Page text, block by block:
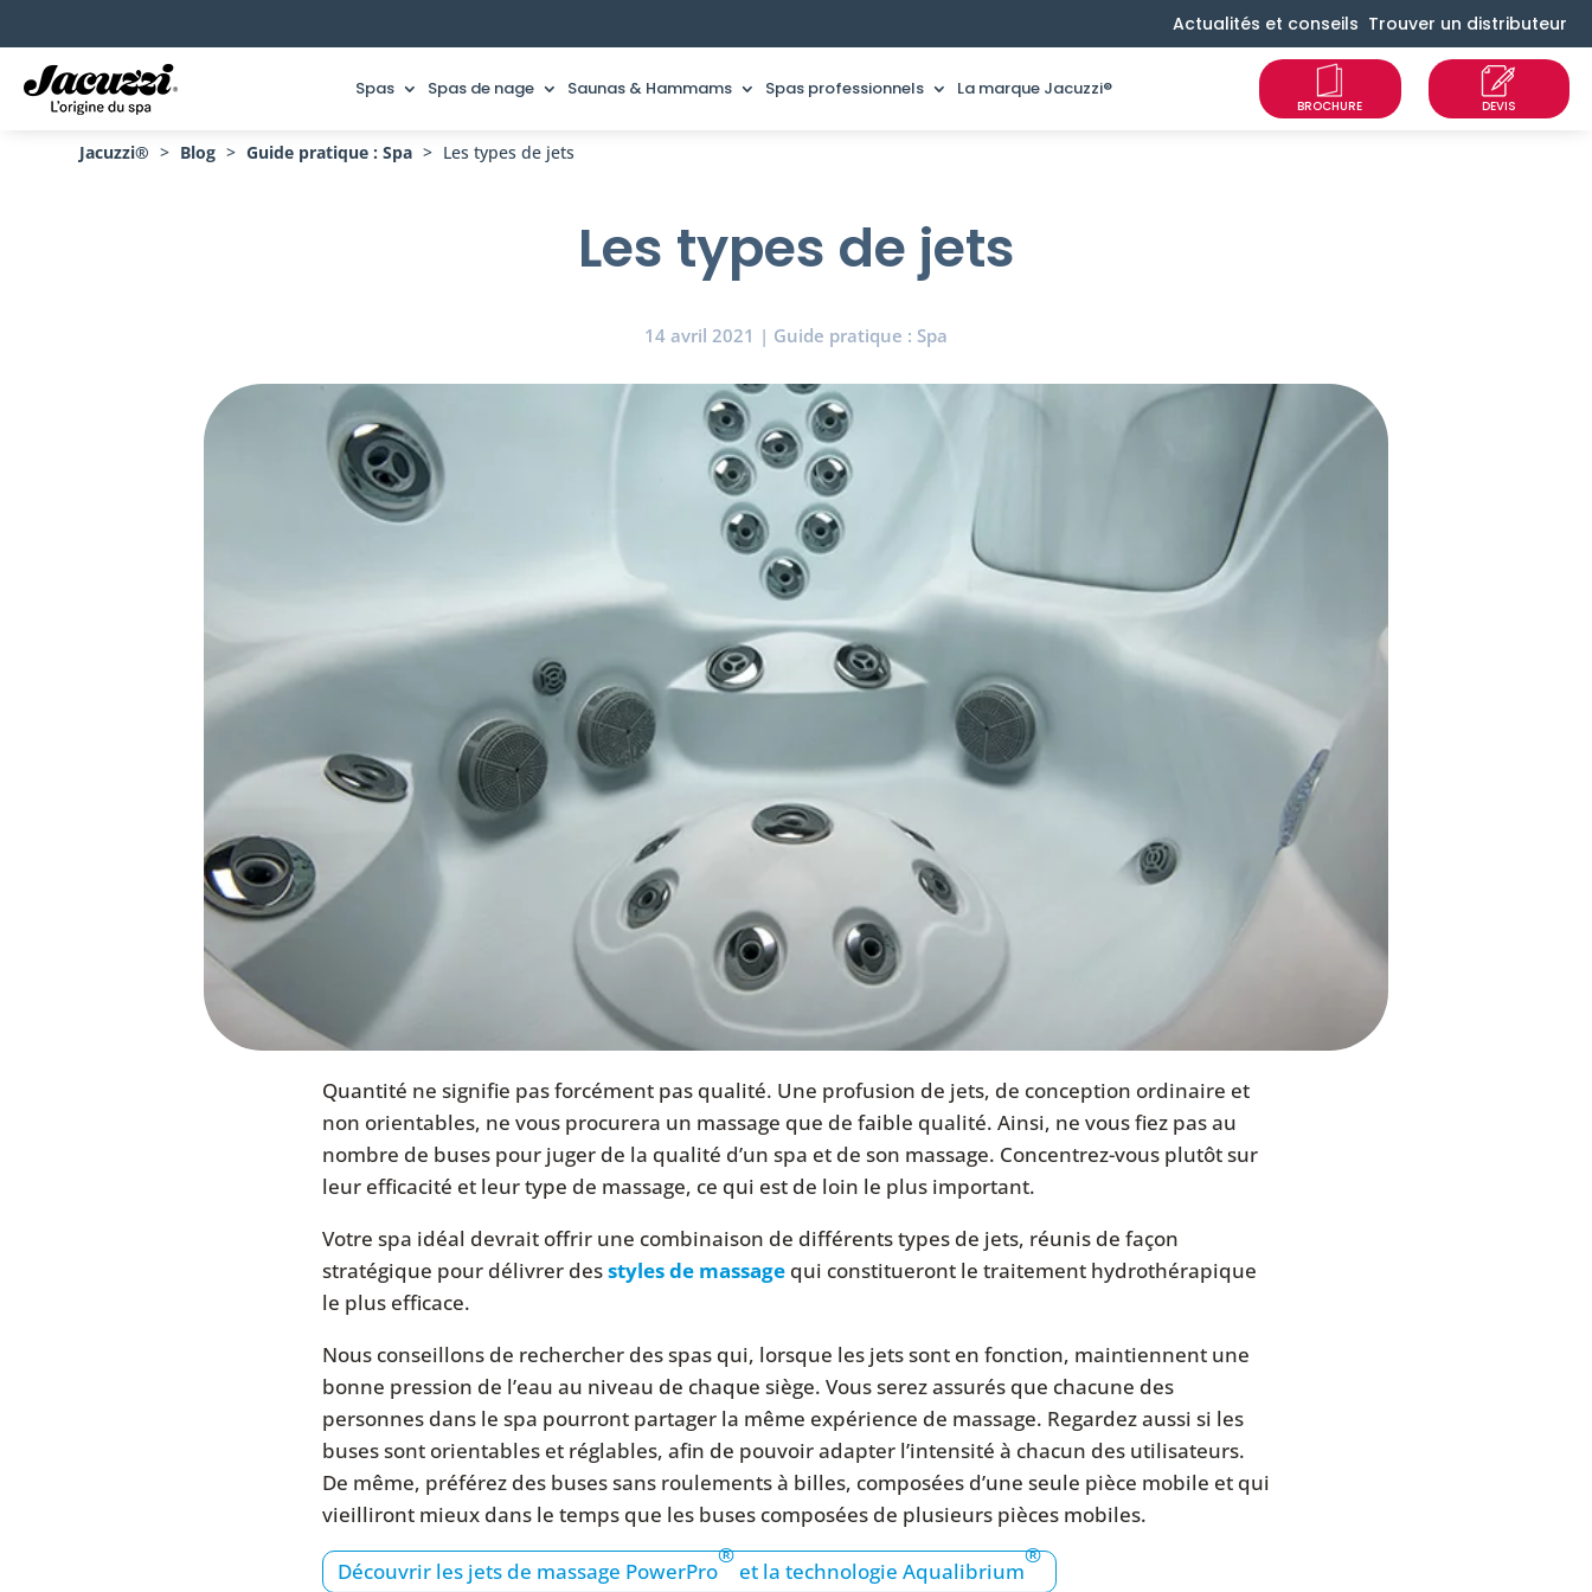
Actualités et conseils Trouver un distributeur
Spas Spas de nage Saunas & Hammams Spas professionnels La marque Jacuzzi®
Jacuzzi® > Blog > Guide pratique : Spa > Les types de jets
Les types de jets
14 avril 2021 | Guide pratique : Spa
Quantité ne signifie pas forcément pas qualité. Une profusion de jets, de conception ordinaire et
non orientables, ne vous procurera un massage que de faible qualité. Ainsi, ne vous fiez pas au
nombre de buses pour juger de la qualité d’un spa et de son massage. Concentrez-vous plutôt sur
leur efficacité et leur type de massage, ce qui est de loin le plus important.
Votre spa idéal devrait offrir une combinaison de différents types de jets, réunis de façon
stratégique pour délivrer desstyles de massage qui constitueront le traitement hydrothérapique
le plus efficace.
Nous conseillons de rechercher des spas qui, lorsque les jets sont en fonction, maintiennent une
bonne pression de l’eau au niveau de chaque siège. Vous serez assurés que chacune des
personnes dans le spa pourront partager la même expérience de massage. Regardez aussi si les
buses sont orientables et réglables, afin de pouvoir adapter l’intensité à chacun des utilisateurs.
De même, préférez des buses sans roulements à billes, composées d’une seule pièce mobile et qui
vieilliront mieux dans le temps que les buses composées de plusieurs pièces mobiles.
Découvrir les jets de massage PowerPro
®
et la technologie Aqualibrium
®